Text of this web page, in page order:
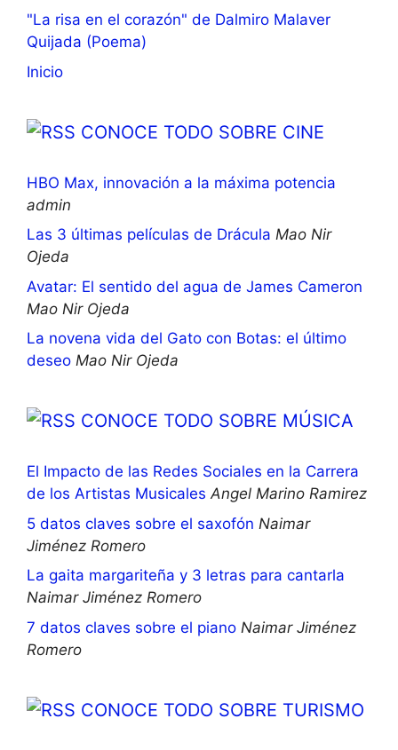
"La risa en el corazón" de Dalmiro Malaver
Quijada (Poema)
Inicio
CONOCE TODO SOBRE CINE
HBO Max, innovación a la máxima potencia
admin
Las 3 últimas películas de Drácula Mao Nir
Ojeda
Avatar: El sentido del agua de James Cameron
Mao Nir Ojeda
La novena vida del Gato con Botas: el último
deseo Mao Nir Ojeda
CONOCE TODO SOBRE MÚSICA
El Impacto de las Redes Sociales en la Carrera
de los Artistas Musicales Angel Marino Ramirez
5 datos claves sobre el saxofón Naimar
Jiménez Romero
La gaita margariteña y 3 letras para cantarla
Naimar Jiménez Romero
7 datos claves sobre el piano Naimar Jiménez
Romero
CONOCE TODO SOBRE TURISMO